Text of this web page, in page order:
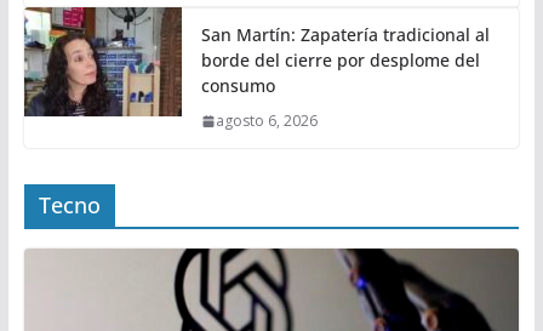
San Martín: Zapatería tradicional al
borde del cierre por desplome del
consumo
agosto 6, 2026
Tecno